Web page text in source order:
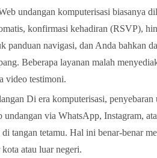
undangan komputerisasi biasanya
konfirmasi kehadiran (RSVP),
panduan navigasi, dan Anda bahkan
Beberapa layanan malah
video testimoni.
Di era komputerisasi,
via WhatsApp, Instagram,
tangan tetamu. Hal ini benar-benar
atau luar negeri.